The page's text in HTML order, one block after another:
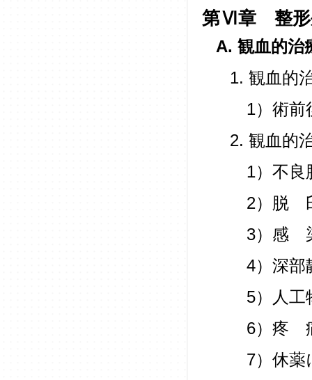
第Ⅵ章 整形
A. 観血的治
1. 観血的
1）術前
2. 観血的
1）不良
2）脱
3）感
4）深部
5）人工
6）疼
7）休薬